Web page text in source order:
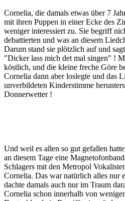
Cornelia, die damals etwas über 7
mit ihren Puppen in einer Ecke des
weniger interessiert zu. Sie begriff
debattierten und was an diesem
Darum stand sie plötzlich auf und
"Dicker lass mich det mal singen" !
köstlich, und die kleine freche Göre
Cornelia dann aber loslegte und das
unverbildeten Kinderstimme
Donnerwetter !
Und weil es allen so gut gefallen
an diesem Tage eine
Schlagers mit den Metropol
Cornelia. Das war natürlich alles nur
dachte damals auch nur im Traum
Cornelia schon innerhalb von